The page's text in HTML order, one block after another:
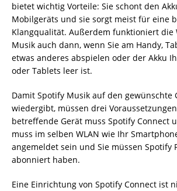
bietet wichtig Vorteile: Sie schont den
Mobilgeräts und sie sorgt meist für eine
Klangqualität. Außerdem funktioniert die
Musik auch dann, wenn Sie am Handy,
etwas anderes abspielen oder der Akku
oder Tablets leer ist.
Damit Spotify Musik auf den gewünschte
wiedergibt, müssen drei
betreffende Gerät muss Spotify Connect
muss im selben WLAN wie Ihr
angemeldet sein und Sie müssen Spotify
abonniert haben.
Eine Einrichtung von Spotify Connect ist